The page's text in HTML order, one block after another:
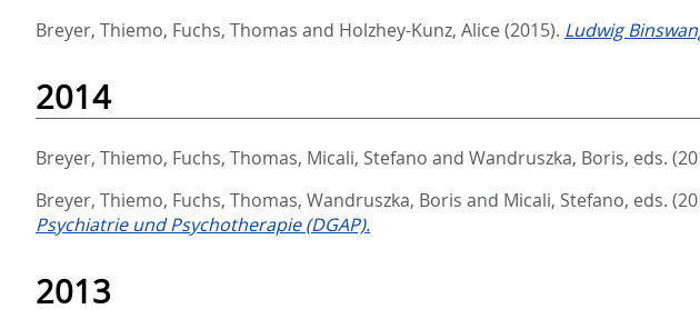
Breyer, Thiemo, Fuchs, Thomas and Holzhey-Kunz, Alice (2015). Ludwig
2014
Breyer, Thiemo, Fuchs, Thomas, Micali, Stefano and Wandruszka, Boris, eds.
Breyer, Thiemo, Fuchs, Thomas, Wandruszka, Boris and Micali, Stefano, eds.
Psychiatrie und Psychotherapie (DGAP).
2013